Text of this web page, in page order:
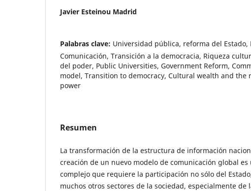
Javier Esteinou Madrid
Palabras clave: Universidad pública, reforma del Estado,
Comunicación, Transición a la democracia, Riqueza
del poder, Public Universities, Government Reform,
model, Transition to democracy, Cultural wealth and the
power
Resumen
La transformación de la estructura de información
creación de un nuevo modelo de comunicación global es
complejo que requiere la participación no sólo del
muchos otros sectores de la sociedad, especialmente de